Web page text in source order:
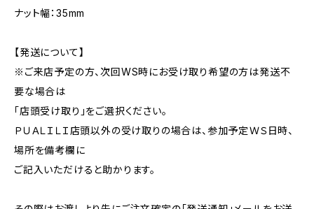
ナット幅：35mm
【発送について】
※ご来店予定の方、次回WS時にお受け取り希望の方は発送不
要な場合は
「店頭受け取り」をご選択ください。
ＰＵＡＬＩＬＩ店頭以外の受け取りの場合は、参加予定ＷＳ日時、
場所を備考欄に
ご記入いただけると助かります。